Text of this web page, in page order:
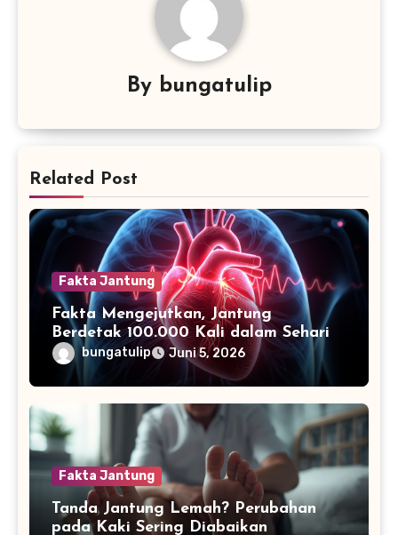
By bungatulip
Related Post
Fakta Jantung
Fakta Mengejutkan, Jantung
Berdetak 100.000 Kali dalam Sehari
bungatulip Juni 5, 2026
Fakta Jantung
Tanda Jantung Lemah? Perubahan
pada Kaki Sering Diabaikan